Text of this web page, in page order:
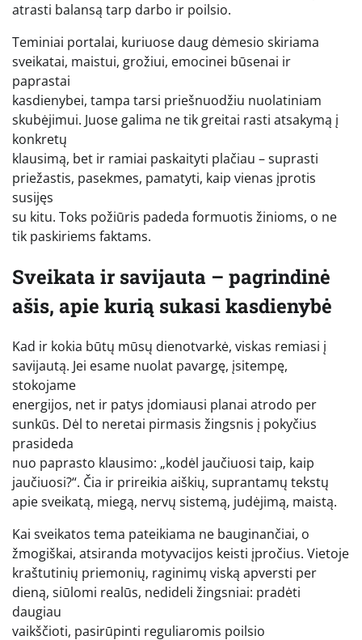
atrasti balansą tarp darbo ir poilsio.
Teminiai portalai, kuriuose daug dėmesio skiriama
sveikatai, maistui, grožiui, emocinei būsenai ir
paprastai
kasdienybei, tampa tarsi priešnuodžiu nuolatiniam
skubėjimui. Juose galima ne tik greitai rasti atsakymą į
konkretų
klausimą, bet ir ramiai paskaityti plačiau – suprasti
priežastis, pasekmes, pamatyti, kaip vienas įprotis
susijęs
su kitu. Toks požiūris padeda formuotis žinioms, o ne
tik paskiriems faktams.
Sveikata ir savijauta – pagrindinė
ašis, apie kurią sukasi kasdienybė
Kad ir kokia būtų mūsų dienotvarkė, viskas remiasi į
savijautą. Jei esame nuolat pavargę, įsitempę,
stokojame
energijos, net ir patys įdomiausi planai atrodo per
sunkūs. Dėl to neretai pirmasis žingsnis į pokyčius
prasideda
nuo paprasto klausimo: „kodėl jaučiuosi taip, kaip
jaučiuosi?“. Čia ir prireikia aiškių, suprantamų tekstų
apie sveikatą, miegą, nervų sistemą, judėjimą, maistą.
Kai sveikatos tema pateikiama ne bauginančiai, o
žmogiškai, atsiranda motyvacijos keisti įpročius. Vietoje
kraštutinių priemonių, raginimų viską apversti per
dieną, siūlomi realūs, nedideli žingsniai: pradėti
daugiau
vaikščioti, pasirūpinti reguliaromis poilsio